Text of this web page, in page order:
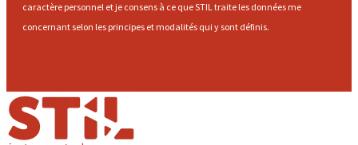
caractère personnel et je consens à ce que STIL traite les données me
concernant selon les principes et modalités qui y sont définis.